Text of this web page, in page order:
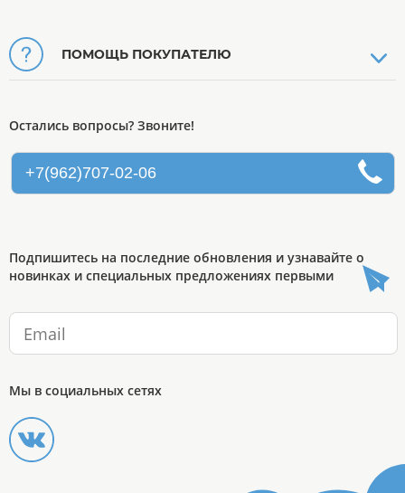
ПОМОЩЬ ПОКУПАТЕЛЮ
Остались вопросы? Звоните!
+7(962)707-02-06
Подпишитесь на последние обновления и узнавайте о
новинках и специальных предложениях первыми
Мы в социальных сетях